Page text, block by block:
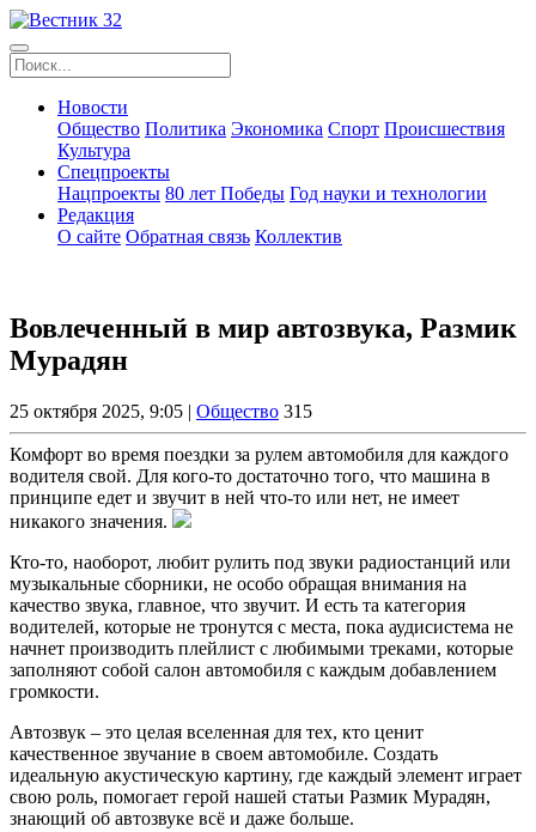
Новости
Общество Политика Экономика Спорт Происшествия
Культура
Спецпроекты
Нацпроекты 80 лет Победы Год науки и технологии
Редакция
О сайте Обратная связь Коллектив
Вовлеченный в мир автозвука, Размик
Мурадян
25 октября 2025, 9:05 | Общество 315
Комфорт во время поездки за рулем автомобиля для каждого
водителя свой. Для кого-то достаточно того, что машина в
принципе едет и звучит в ней что-то или нет, не имеет
никакого значения.
Кто-то, наоборот, любит рулить под звуки радиостанций или
музыкальные сборники, не особо обращая внимания на
качество звука, главное, что звучит. И есть та категория
водителей, которые не тронутся с места, пока аудисистема не
начнет производить плейлист с любимыми треками, которые
заполняют собой салон автомобиля с каждым добавлением
громкости.
Автозвук – это целая вселенная для тех, кто ценит
качественное звучание в своем автомобиле. Создать
идеальную акустическую картину, где каждый элемент играет
свою роль, помогает герой нашей статьи Размик Мурадян,
знающий об автозвуке всё и даже больше.